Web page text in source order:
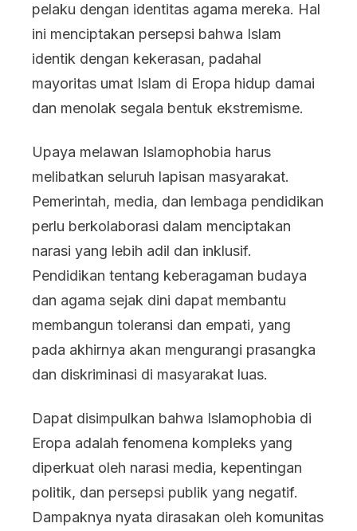
pelaku dengan identitas agama mereka. Hal
ini menciptakan persepsi bahwa Islam
identik dengan kekerasan, padahal
mayoritas umat Islam di Eropa hidup damai
dan menolak segala bentuk ekstremisme.
Upaya melawan Islamophobia harus
melibatkan seluruh lapisan masyarakat.
Pemerintah, media, dan lembaga pendidikan
perlu berkolaborasi dalam menciptakan
narasi yang lebih adil dan inklusif.
Pendidikan tentang keberagaman budaya
dan agama sejak dini dapat membantu
membangun toleransi dan empati, yang
pada akhirnya akan mengurangi prasangka
dan diskriminasi di masyarakat luas.
Dapat disimpulkan bahwa Islamophobia di
Eropa adalah fenomena kompleks yang
diperkuat oleh narasi media, kepentingan
politik, dan persepsi publik yang negatif.
Dampaknya nyata dirasakan oleh komunitas